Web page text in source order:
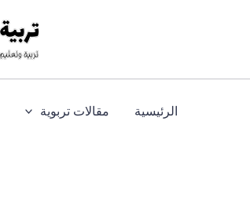
الرئيسية مقالات تربوية